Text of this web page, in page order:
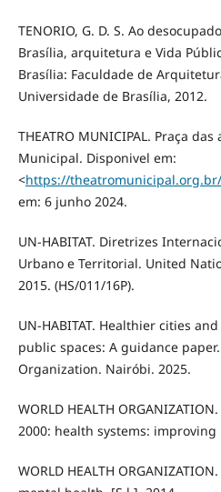
TENORIO, G. D. S. Ao
Brasília, arquitetura e Vida
Brasília: Faculdade de
Universidade de Brasília, 2012.
THEATRO MUNICIPAL. Praça
Municipal. Disponivel em:
<https://
em: 6 junho 2024.
UN-HABITAT. Diretrizes
Urbano e Territorial. United
2015. (HS/011/16P).
UN-HABITAT. Healthier cities
public spaces: A guidance
Organization. Nairóbi. 2025.
WORLD HEALTH
2000: health systems:
WORLD HEALTH